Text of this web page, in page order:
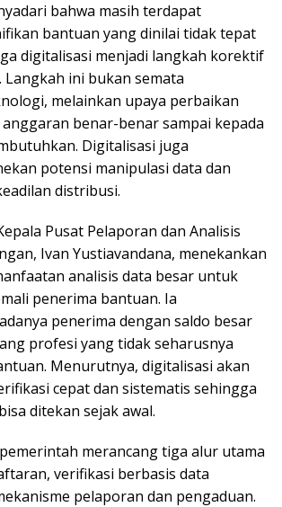
bahwa masih terdapat
bantuan yang dinilai tidak tepat
digitalisasi menjadi langkah korektif
Langkah ini bukan semata
melainkan upaya perbaikan
benar-benar sampai kepada
Digitalisasi juga
potensi manipulasi data dan
distribusi.
Pusat Pelaporan dan Analisis
Ivan Yustiavandana, menekankan
analisis data besar untuk
penerima bantuan. Ia
penerima dengan saldo besar
profesi yang tidak seharusnya
Menurutnya, digitalisasi akan
cepat dan sistematis sehingga
ditekan sejak awal.
merancang tiga alur utama
verifikasi berbasis data
pelaporan dan pengaduan.